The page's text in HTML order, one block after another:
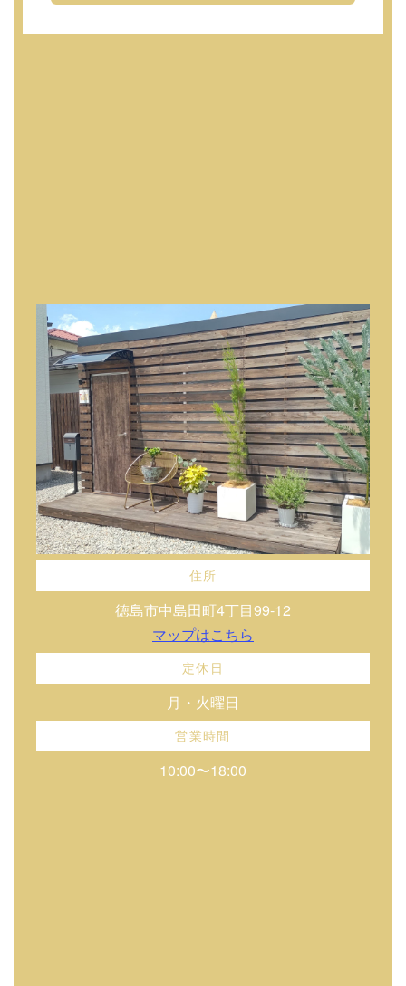
住所
徳島市中島田町4丁目99-12
マップはこちら
定休日
月・火曜日
営業時間
10:00〜18:00